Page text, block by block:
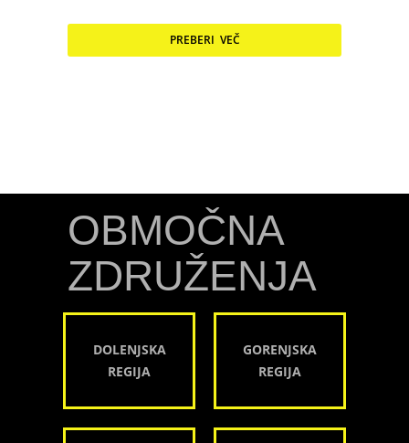
PREBERI VEČ
OBMOČNA
ZDRUŽENJA
DOLENJSKA
REGIJA
GORENJSKA
REGIJA